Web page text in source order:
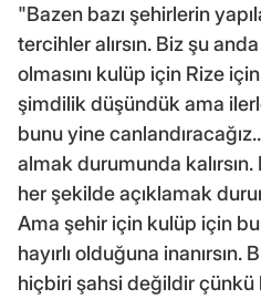
"Bazen bazı şehirlerin
tercihler alırsın. Biz şu
olmasını kulüp için Rize için
şimdilik düşündük ama
bunu yine
almak durumunda
her şekilde açıklamak
Ama şehir için kulüp için
hayırlı olduğuna inanırsın.
hiçbiri şahsi değildir çünkü